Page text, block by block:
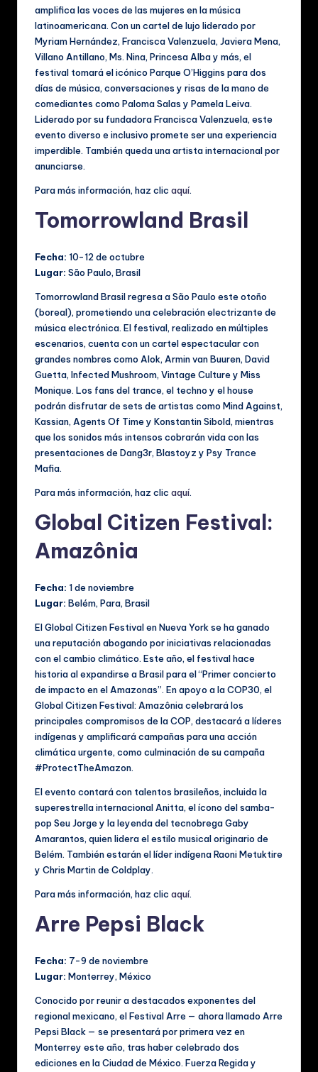
amplifica las voces de las mujeres en la música
latinoamericana. Con un cartel de lujo liderado por
Myriam Hernández, Francisca Valenzuela, Javiera Mena,
Villano Antillano, Ms. Nina, Princesa Alba y más, el
festival tomará el icónico Parque O’Higgins para dos
días de música, conversaciones y risas de la mano de
comediantes como Paloma Salas y Pamela Leiva.
Liderado por su fundadora Francisca Valenzuela, este
evento diverso e inclusivo promete ser una experiencia
imperdible. También queda una artista internacional por
anunciarse.
Para más información, haz clic aquí.
Tomorrowland Brasil
Fecha: 10-12 de octubre
Lugar: São Paulo, Brasil
Tomorrowland Brasil regresa a São Paulo este otoño
(boreal), prometiendo una celebración electrizante de
música electrónica. El festival, realizado en múltiples
escenarios, cuenta con un cartel espectacular con
grandes nombres como Alok, Armin van Buuren, David
Guetta, Infected Mushroom, Vintage Culture y Miss
Monique. Los fans del trance, el techno y el house
podrán disfrutar de sets de artistas como Mind Against,
Kassian, Agents Of Time y Konstantin Sibold, mientras
que los sonidos más intensos cobrarán vida con las
presentaciones de Dang3r, Blastoyz y Psy Trance
Mafia.
Para más información, haz clic aquí.
Global Citizen Festival:
Amazônia
Fecha: 1 de noviembre
Lugar: Belém, Para, Brasil
El Global Citizen Festival en Nueva York se ha ganado
una reputación abogando por iniciativas relacionadas
con el cambio climático. Este año, el festival hace
historia al expandirse a Brasil para el “Primer concierto
de impacto en el Amazonas”. En apoyo a la COP30, el
Global Citizen Festival: Amazônia celebrará los
principales compromisos de la COP, destacará a líderes
indígenas y amplificará campañas para una acción
climática urgente, como culminación de su campaña
#ProtectTheAmazon.
El evento contará con talentos brasileños, incluida la
superestrella internacional Anitta, el ícono del samba-
pop Seu Jorge y la leyenda del tecnobrega Gaby
Amarantos, quien lidera el estilo musical originario de
Belém. También estarán el líder indígena Raoni Metuktire
y Chris Martin de Coldplay.
Para más información, haz clic aquí.
Arre Pepsi Black
Fecha: 7-9 de noviembre
Lugar: Monterrey, México
Conocido por reunir a destacados exponentes del
regional mexicano, el Festival Arre — ahora llamado Arre
Pepsi Black — se presentará por primera vez en
Monterrey este año, tras haber celebrado dos
ediciones en la Ciudad de México. Fuerza Regida y